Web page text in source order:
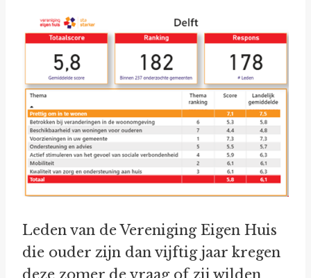
Leden van de Vereniging Eigen Huis
die ouder zijn dan vijftig jaar kregen
deze zomer de vraag of zij wilden